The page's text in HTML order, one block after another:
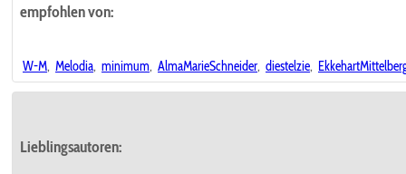
empfohlen von:
W-M, Melodia, minimum, AlmaMarieSchneider, diestelzie,
Lieblingsautoren: